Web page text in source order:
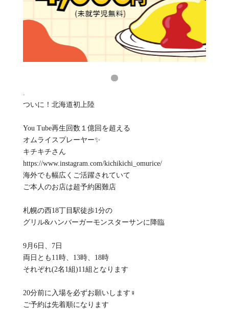
.
ついに！北海道初上陸
You Tube再生回数１億回を超える
オムライスプレーヤー✨
キチキチさん
https://www.instagram.com/kichikichi_omurice/
海外でも幅広くご活躍されていて
ご本人のお店は超予約困難店
札幌の西18丁目駅徒歩1分の
グリル&ハンバーガーモンスターサンに降臨
9月6日、7日
両日とも11時、13時、18時
それぞれ(2名1組)11組となります
20分前に入場を必ずお願いします‍♀️
ご予約は先着順になります